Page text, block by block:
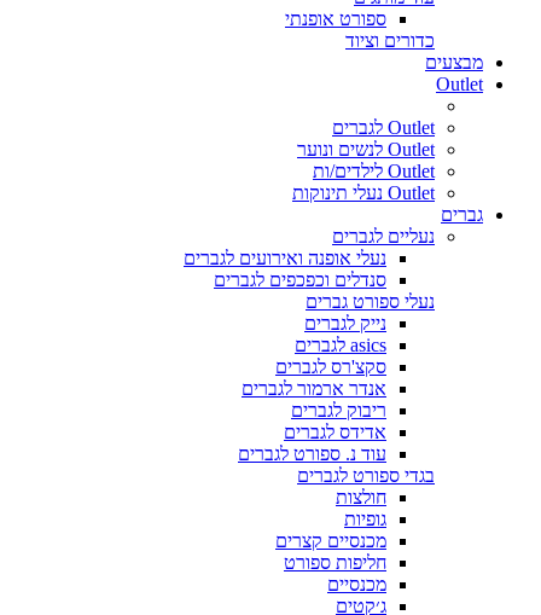
ספורט אופנתי
כדורים וציוד
מבצעים
Outlet
Outlet לגברים
Outlet לנשים ונוער
Outlet לילדים/ות
Outlet נעלי תינוקות
גברים
נעליים לגברים
נעלי אופנה ואירועים לגברים
סנדלים וכפכפים לגברים
נעלי ספורט גברים
נייק לגברים
asics לגברים
סקצ'רס לגברים
אנדר ארמור לגברים
ריבוק לגברים
אדידס לגברים
עוד נ. ספורט לגברים
בגדי ספורט לגברים
חולצות
גופיות
מכנסיים קצרים
חליפות ספורט
מכנסיים
ג׳קטים